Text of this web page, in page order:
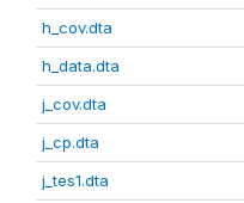
h_cov.dta
h_data.dta
j_cov.dta
j_cp.dta
j_tes1.dta